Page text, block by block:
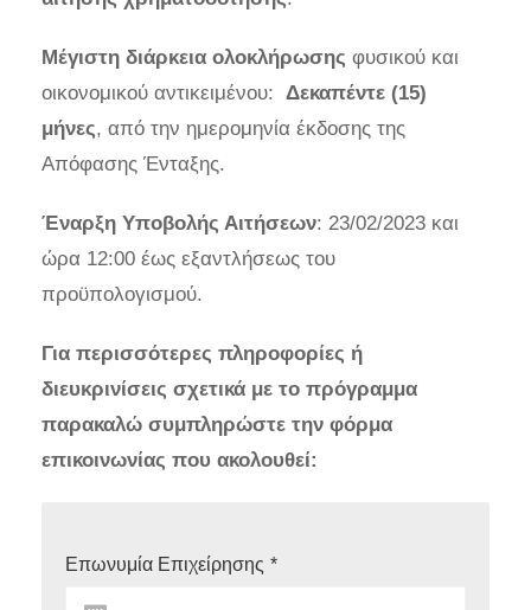
Μέγιστη διάρκεια ολοκλήρωσης φυσικού και
οικονομικού αντικειμένου: Δεκαπέντε (15)
μήνες, από την ημερομηνία έκδοσης της
Απόφασης Ένταξης.
Έναρξη Υποβολής Αιτήσεων: 23/02/2023 και
ώρα 12:00 έως εξαντλήσεως του
προϋπολογισμού.
Για περισσότερες πληροφορίες ή
διευκρινίσεις σχετικά με το πρόγραμμα
παρακαλώ συμπληρώστε την φόρμα
επικοινωνίας που ακολουθεί:
Επωνυμία Επιχείρησης *